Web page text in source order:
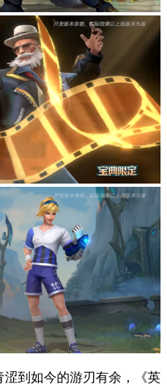
到如今的游刃有余，《英